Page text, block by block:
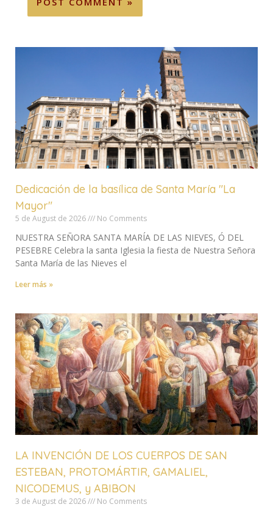
Dedicación de la basílica de Santa María "La
Mayor"
5 de August de 2026 No Comments
NUESTRA SEÑORA SANTA MARÍA DE LAS NIEVES, Ó DEL
PESEBRE Celebra la santa Iglesia la fiesta de Nuestra Señora
Santa María de las Nieves el
Leer más »
LA INVENCIÓN DE LOS CUERPOS DE SAN
ESTEBAN, PROTOMÁRTIR, GAMALIEL,
NICODEMUS, y ABIBON
3 de August de 2026 No Comments